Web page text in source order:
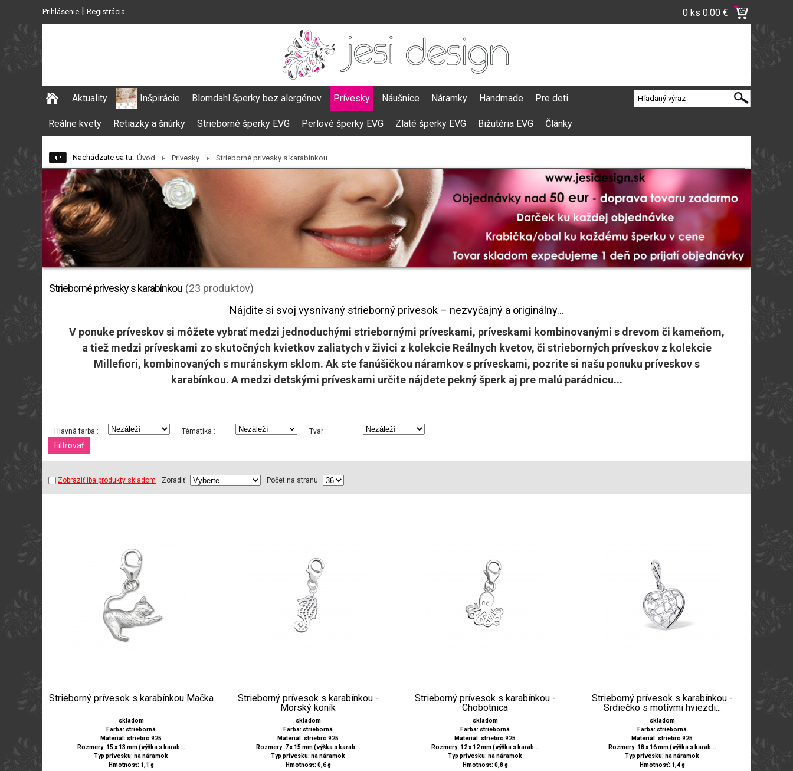
Prihlásenie | Registrácia 0 ks 0.00 €
Aktuality Inšpirácie Blomdahl šperky bez alergénov Prívesky Náušnice Náramky Handmade Pre deti
Reálne kvety Retiazky a šnúrky Strieborné šperky EVG Perlové šperky EVG Zlaté šperky EVG Bižutéria EVG Články
Nachádzate sa tu: Úvod Prívesky Strieborné prívesky s karabínkou
Strieborné prívesky s karabínkou (23 produktov)
Nájdite si svoj vysnívaný strieborný prívesok – nezvyčajný a originálny...
V ponuke príveskov si môžete vybrať medzi jednoduchými striebornými príveskami, príveskami kombinovanými s drevom či kameňom,
a tiež medzi príveskami zo skutočných kvietkov zaliatych v živici z kolekcie Reálnych kvetov, či strieborných príveskov z kolekcie
Millefiori, kombinovaných s muránskym sklom. Ak ste fanúšičkou náramkov s príveskami, pozrite si našu ponuku príveskov s
karabínkou. A medzi detskými príveskami určite nájdete pekný šperk aj pre malú parádnicu...
Hlavná farba : Tématika : Tvar :
Zobraziť iba produkty skladom Zoradiť: Počet na stranu:
Strieborný prívesok s karabínkou Mačka
skladom
Farba: strieborná
Materiál: striebro 925
Rozmery: 15 x 13 mm (výška s karab...
Typ prívesku: na náramok
Hmotnosť: 1,1 g
Strieborný prívesok s karabínkou -
Morský koník
skladom
Farba: strieborná
Materiál: striebro 925
Rozmery: 7 x 15 mm (výška s karab...
Typ prívesku: na náramok
Hmotnosť: 0,6 g
Strieborný prívesok s karabínkou -
Chobotnica
skladom
Farba: strieborná
Materiál: striebro 925
Rozmery: 12 x 12 mm (výška s karab...
Typ prívesku: na náramok
Hmotnosť: 0,8 g
Strieborný prívesok s karabínkou -
Srdiečko s motívmi hviezdi...
skladom
Farba: strieborná
Materiál: striebro 925
Rozmery: 18 x 16 mm (výška s karab...
Typ prívesku: na náramok
Hmotnosť: 1,4 g